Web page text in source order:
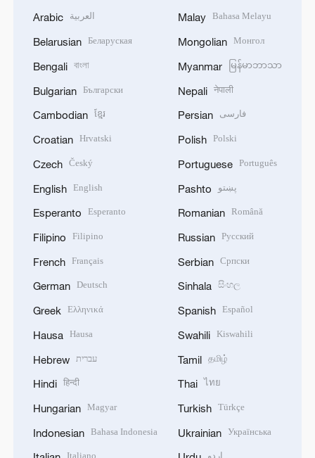
Arabic العربية
Belarusian Беларуская
Bengali বাংলা
Bulgarian Български
Cambodian ខ្មែរ
Croatian Hrvatski
Czech Český
English English
Esperanto Esperanto
Filipino Filipino
French Français
German Deutsch
Greek Ελληνικά
Hausa Hausa
Hebrew עברית
Hindi हिन्दी
Hungarian Magyar
Indonesian Bahasa Indonesia
Malay Bahasa Melayu
Mongolian Монгол
Myanmar မြန်မာဘာသာ
Nepali नेपाली
Persian فارسی
Polish Polski
Portuguese Português
Pashto پښتو
Romanian Română
Russian Русский
Serbian Српски
Sinhala සිංහල
Spanish Español
Swahili Kiswahili
Tamil தமிழ்
Thai ไทย
Turkish Türkçe
Ukrainian Українська